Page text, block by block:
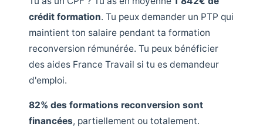
crédit formation. Tu peux demander un PTP qui
maintient ton salaire pendant ta formation
reconversion rémunérée. Tu peux bénéficier
des aides France Travail si tu es demandeur
d'emploi.
82% des formations reconversion sont
financées, partiellement ou totalement.